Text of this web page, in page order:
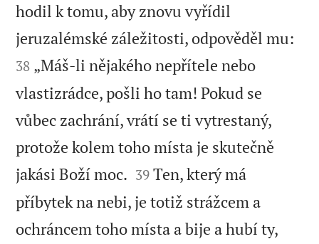
hodil k tomu, aby znovu vyřídil
jeruzalémské záležitosti, odpověděl mu:
38 „Máš-li nějakého nepřítele nebo
vlastizrádce, pošli ho tam! Pokud se
vůbec zachrání, vrátí se ti vytrestaný,
protože kolem toho místa je skutečně
jakási Boží moc. 

39 Ten, který má
příbytek na nebi, je totiž strážcem a
ochráncem toho místa a bije a hubí ty,